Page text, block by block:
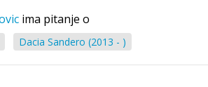
ima pitanje o
Dacia Sandero (2013 - )